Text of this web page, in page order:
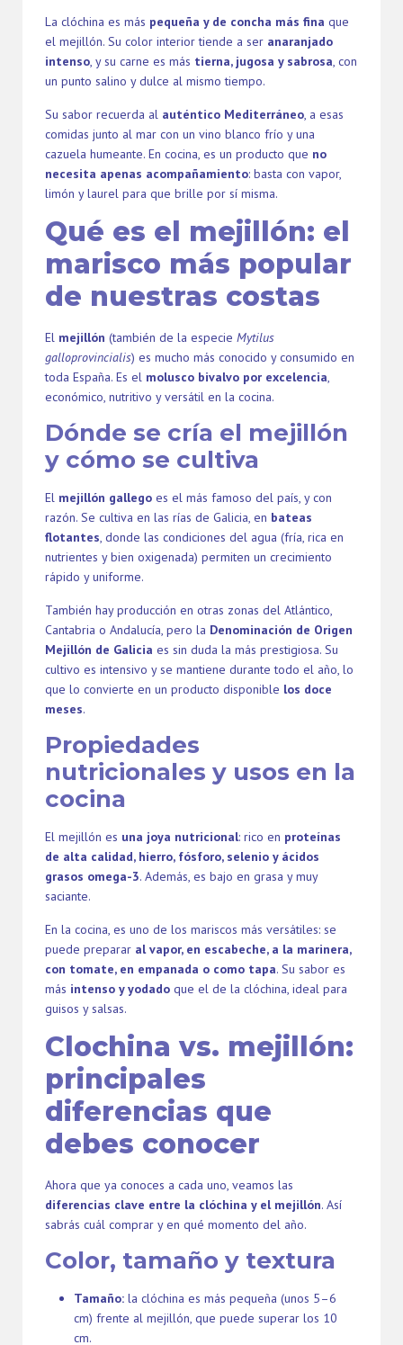
La clóchina es más pequeña y de concha más fina que
el mejillón. Su color interior tiende a ser anaranjado
intenso, y su carne es más tierna, jugosa y sabrosa, con
un punto salino y dulce al mismo tiempo.
Su sabor recuerda al auténtico Mediterráneo, a esas
comidas junto al mar con un vino blanco frío y una
cazuela humeante. En cocina, es un producto que no
necesita apenas acompañamiento: basta con vapor,
limón y laurel para que brille por sí misma.
Qué es el mejillón: el
marisco más popular
de nuestras costas
El mejillón (también de la especie Mytilus
galloprovincialis) es mucho más conocido y consumido en
toda España. Es el molusco bivalvo por excelencia,
económico, nutritivo y versátil en la cocina.
Dónde se cría el mejillón
y cómo se cultiva
El mejillón gallego es el más famoso del país, y con
razón. Se cultiva en las rías de Galicia, en bateas
flotantes, donde las condiciones del agua (fría, rica en
nutrientes y bien oxigenada) permiten un crecimiento
rápido y uniforme.
También hay producción en otras zonas del Atlántico,
Cantabria o Andalucía, pero la Denominación de Origen
Mejillón de Galicia es sin duda la más prestigiosa. Su
cultivo es intensivo y se mantiene durante todo el año, lo
que lo convierte en un producto disponible los doce
meses.
Propiedades
nutricionales y usos en la
cocina
El mejillón es una joya nutricional: rico en proteínas
de alta calidad, hierro, fósforo, selenio y ácidos
grasos omega-3. Además, es bajo en grasa y muy
saciante.
En la cocina, es uno de los mariscos más versátiles: se
puede preparar al vapor, en escabeche, a la marinera,
con tomate, en empanada o como tapa. Su sabor es
más intenso y yodado que el de la clóchina, ideal para
guisos y salsas.
Clochina vs. mejillón:
principales
diferencias que
debes conocer
Ahora que ya conoces a cada uno, veamos las
diferencias clave entre la clóchina y el mejillón. Así
sabrás cuál comprar y en qué momento del año.
Color, tamaño y textura
Tamaño: la clóchina es más pequeña (unos 5–6
cm) frente al mejillón, que puede superar los 10
cm.